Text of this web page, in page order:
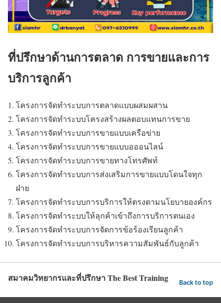
ที่ปรึกษาด้านการตลาด การขายและการ
บริการลูกค้า
โครงการจัดทำระบบการตลาดแบบผสมผสาน
โครงการจัดทำระบบโครงสร้างผลตอบแทนการขาย
โครงการจัดทำระบบการขายแบบเครือข่าย
โครงการจัดทำระบบการขายแบบอออนไลน์
โครงการจัดทำระบบการขายทางโทรศัพท์
โครงการจัดทำระบบการส่งเสริมการขายแบบโดนใจทุก
ฝ่าย
โครงการจัดทำระบบการบริการให้ตรงตามนโยบายองค์กร
โครงการจัดทำระบบให้ลุกค้าเข้าถึงการบริการตนเอง
โครงการจัดทำระบบการจัดการข้อร้องเรียนลูกค้า
โครงการจัดทำระบบการบริหารความสัมพันธ์กับลูกค้า
สมาคมวิทยากรและที่ปรึกษา The Best Training Back to top